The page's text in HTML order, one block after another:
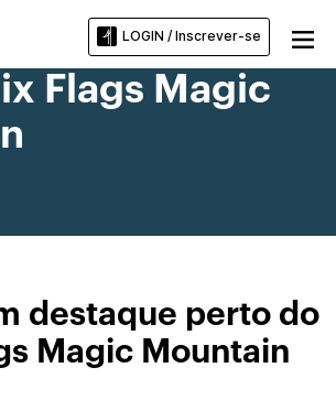
LOGIN / Inscrever-se
Flags Magic
destaque perto do
Magic Mountain